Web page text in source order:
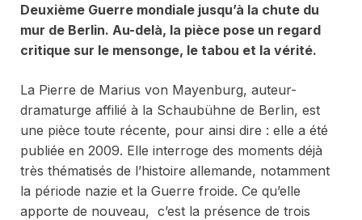
Deuxième Guerre mondiale jusqu’à la chute du
mur de Berlin. Au-delà, la pièce pose un regard
critique sur le mensonge, le tabou et la vérité.
La Pierre de Marius von Mayenburg, auteur-
dramaturge affilié à la Schaubühne de Berlin, est
une pièce toute récente, pour ainsi dire : elle a été
publiée en 2009. Elle interroge des moments déjà
très thématisés de l’histoire allemande, notamment
la période nazie et la Guerre froide. Ce qu’elle
apporte de nouveau, c’est la présence de trois